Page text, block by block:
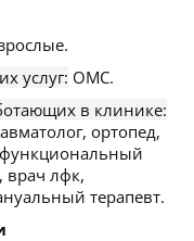
услуг: ОМС.
в клинике:
ортопед,
функциональный
врач лфк,
терапевт.